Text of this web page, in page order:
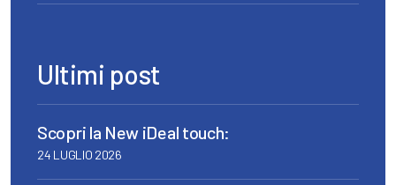
Ultimi post
Scopri la New iDeal touch:
24 LUGLIO 2026